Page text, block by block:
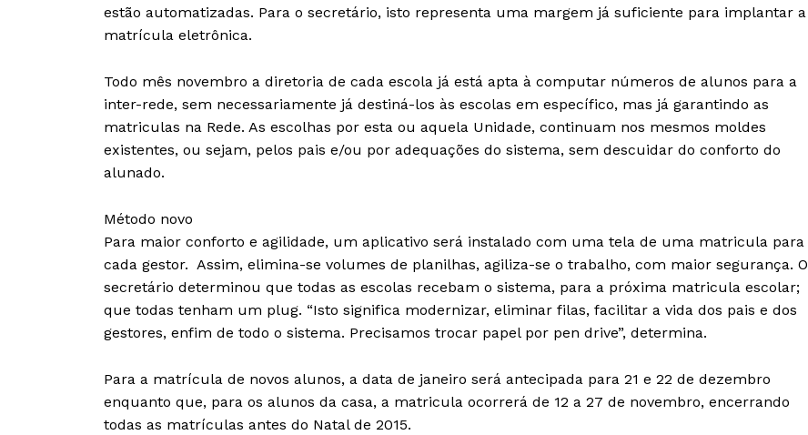
estão automatizadas. Para o secretário, isto representa uma margem já suficiente para implantar a
matrícula eletrônica.
Todo mês novembro a diretoria de cada escola já está apta à computar números de alunos para a
inter-rede, sem necessariamente já destiná-los às escolas em específico, mas já garantindo as
matriculas na Rede. As escolhas por esta ou aquela Unidade, continuam nos mesmos moldes
existentes, ou sejam, pelos pais e/ou por adequações do sistema, sem descuidar do conforto do
alunado.
Método novo
Para maior conforto e agilidade, um aplicativo será instalado com uma tela de uma matricula para
cada gestor. Assim, elimina-se volumes de planilhas, agiliza-se o trabalho, com maior segurança. O
secretário determinou que todas as escolas recebam o sistema, para a próxima matricula escolar;
que todas tenham um plug. “Isto significa modernizar, eliminar filas, facilitar a vida dos pais e dos
gestores, enfim de todo o sistema. Precisamos trocar papel por pen drive”, determina.
Para a matrícula de novos alunos, a data de janeiro será antecipada para 21 e 22 de dezembro
enquanto que, para os alunos da casa, a matricula ocorrerá de 12 a 27 de novembro, encerrando
todas as matrículas antes do Natal de 2015.